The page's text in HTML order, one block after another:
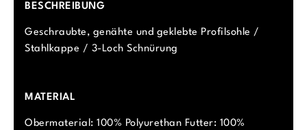
BESCHREIBUNG
Geschraubte, genähte und geklebte Profilsohle /
Stahlkappe / 3-Loch Schnürung
MATERIAL
Obermaterial: 100% Polyurethan Futter: 100%